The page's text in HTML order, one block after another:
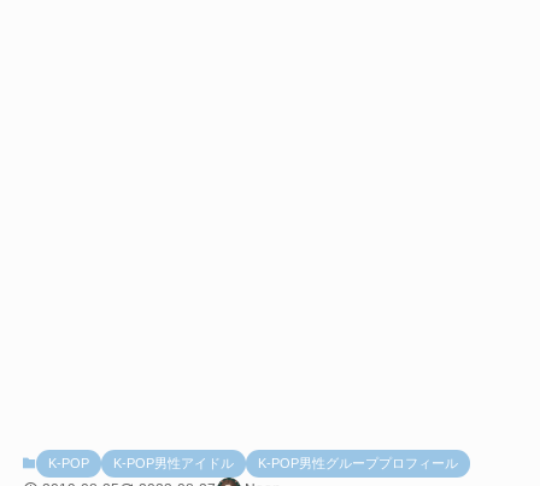
K-POP K-POP男性アイドル K-POP男性グループプロフィール